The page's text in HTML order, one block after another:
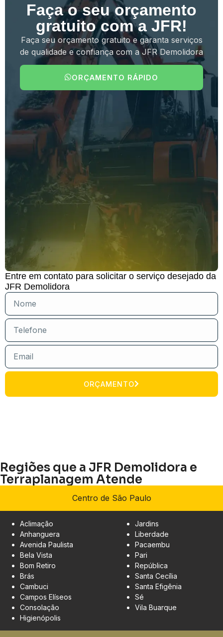
Faça o seu orçamento
gratuito com a JFR!
Faça seu orçamento gratuito e garanta serviços
de qualidade e confiança com a JFR Demolidora
ORÇAMENTO RÁPIDO
Entre em contato para solicitar o serviço desejado da
JFR Demolidora
ORÇAMENTO
Regiões que a JFR Demolidora e
Terraplanagem Atende
Centro de São Paulo
Aclimação
Anhanguera
Avenida Paulista
Bela Vista
Bom Retiro
Brás
Cambuci
Campos Elíseos
Consolação
Higienópolis
Jardins
Liberdade
Pacaembu
Pari
República
Santa Cecília
Santa Efigênia
Sé
Vila Buarque